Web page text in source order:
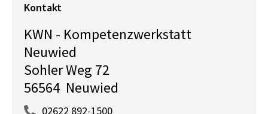
Kontakt
KWN - Kompetenzwerkstatt
Neuwied
Sohler Weg 72
56564 Neuwied
02622 892-1500